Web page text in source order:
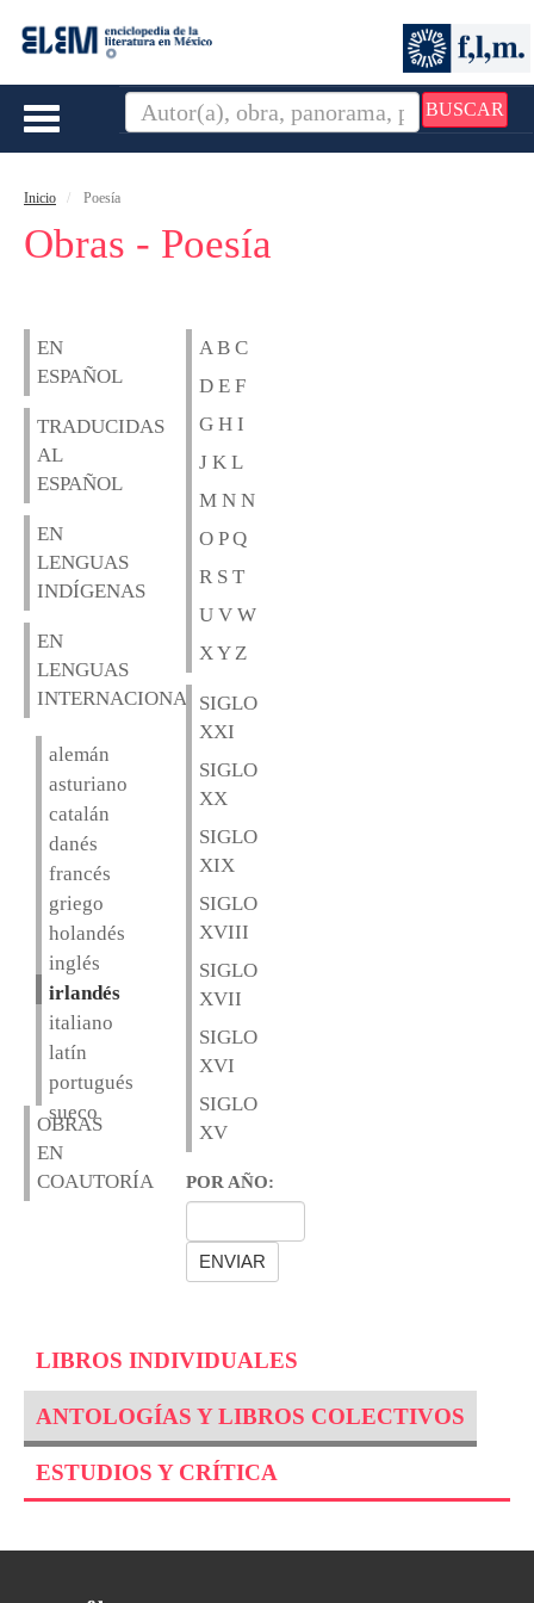
BUSCAR
Toggle
Inicio Poesía
Obras - Poesía
EN
ESPAÑOL
TRADUCIDAS
AL
ESPAÑOL
EN
LENGUAS
INDÍGENAS
EN
LENGUAS
INTERNACIONALES
alemán
asturiano
catalán
danés
francés
griego
holandés
inglés
irlandés
italiano
latín
portugués
sueco
OBRAS
EN
COAUTORÍA
A B C
D E F
G H I
J K L
M N N
O P Q
R S T
U V W
X Y Z
SIGLO
XXI
SIGLO
XX
SIGLO
XIX
SIGLO
XVIII
SIGLO
XVII
SIGLO
XVI
SIGLO
XV
POR AÑO:
LIBROS INDIVIDUALES
ANTOLOGÍAS Y LIBROS COLECTIVOS
ESTUDIOS Y CRÍTICA